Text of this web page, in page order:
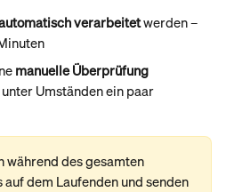
verarbeitet werden –
manuelle Überprüfung
Umständen ein paar
während des gesamten
dem Laufenden und senden